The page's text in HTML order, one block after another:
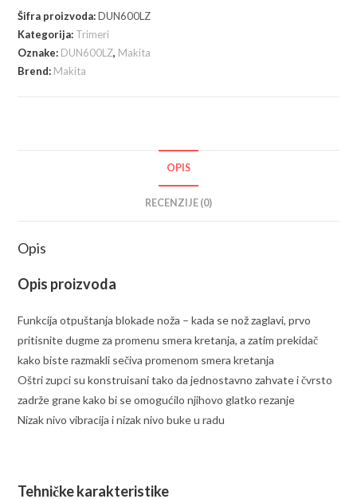
makaze
za
živu
ogradu
Šifra proizvoda:DUN600LZ
Kategorija: Trimeri
Oznake: DUN600LZ, Makita
Brend: Makita
OPIS
RECENZIJE (0)
Opis
Opis proizvoda
Funkcija otpuštanja blokade noža – kada se nož zaglavi, prvo
pritisnite dugme za promenu smera kretanja, a zatim prekidač
kako biste razmakli sečiva promenom smera kretanja
Oštri zupci su konstruisani tako da jednostavno zahvate i čvrsto
zadrže grane kako bi se omogućilo njihovo glatko rezanje
Nizak nivo vibracija i nizak nivo buke u radu
Tehničke karakteristike